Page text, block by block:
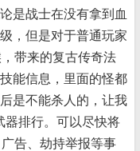
是战士在没有拿到血
，但是对于普通玩家
带来的复古传奇法
能信息，里面的怪都
是不能杀人的，让我
器排行。可以尽快将
告、劫持举报等事